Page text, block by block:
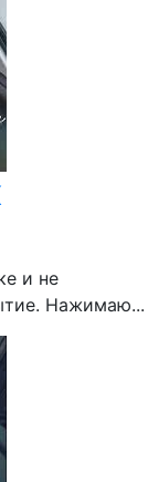
и не
Нажимаю...